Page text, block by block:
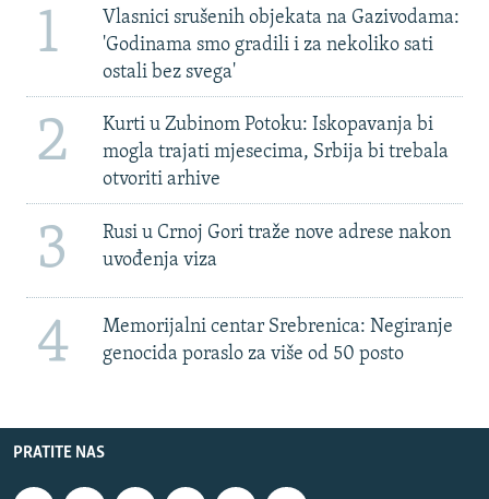
1
Vlasnici srušenih objekata na Gazivodama:
'Godinama smo gradili i za nekoliko sati
ostali bez svega'
2
Kurti u Zubinom Potoku: Iskopavanja bi
mogla trajati mjesecima, Srbija bi trebala
otvoriti arhive
3
Rusi u Crnoj Gori traže nove adrese nakon
uvođenja viza
4
Memorijalni centar Srebrenica: Negiranje
genocida poraslo za više od 50 posto
PRATITE NAS